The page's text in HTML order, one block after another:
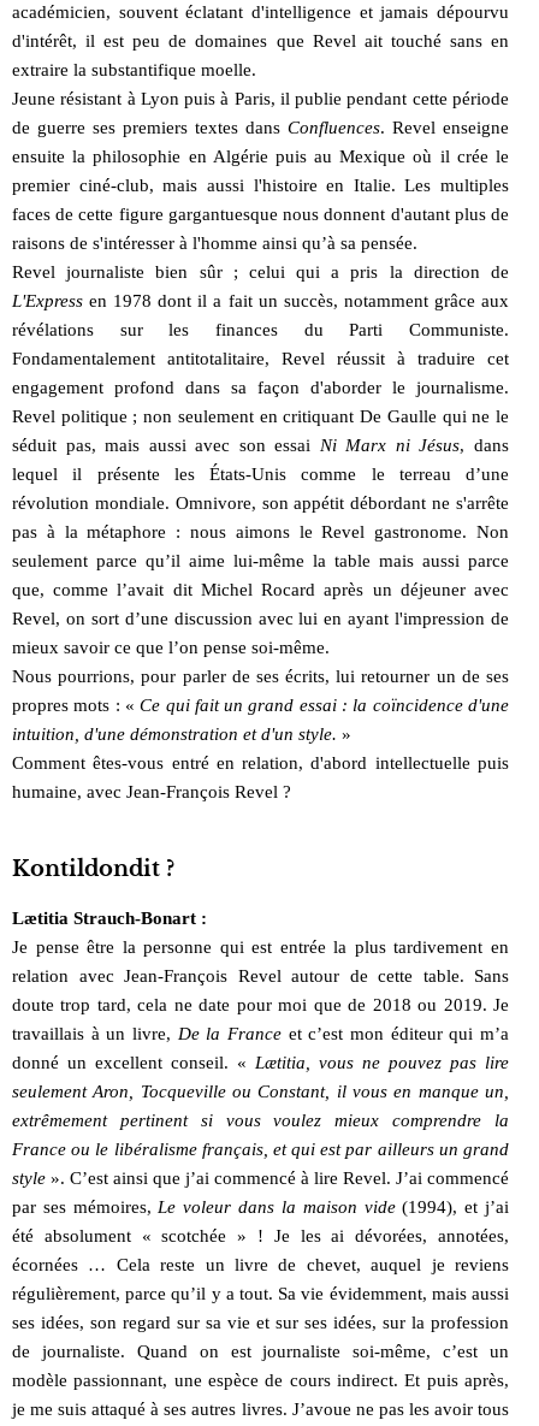
académicien, souvent éclatant d'intelligence et jamais dépourvu
d'intérêt, il est peu de domaines que Revel ait touché sans en
extraire la substantifique moelle.
Jeune résistant à Lyon puis à Paris, il publie pendant cette période
de guerre ses premiers textes dans Confluences. Revel enseigne
ensuite la philosophie en Algérie puis au Mexique où il crée le
premier ciné-club, mais aussi l'histoire en Italie. Les multiples
faces de cette figure gargantuesque nous donnent d'autant plus de
raisons de s'intéresser à l'homme ainsi qu’à sa pensée.
Revel journaliste bien sûr ; celui qui a pris la direction de
L'Express en 1978 dont il a fait un succès, notamment grâce aux
révélations sur les finances du Parti Communiste.
Fondamentalement antitotalitaire, Revel réussit à traduire cet
engagement profond dans sa façon d'aborder le journalisme.
Revel politique ; non seulement en critiquant De Gaulle qui ne le
séduit pas, mais aussi avec son essai Ni Marx ni Jésus, dans
lequel il présente les États-Unis comme le terreau d’une
révolution mondiale. Omnivore, son appétit débordant ne s'arrête
pas à la métaphore : nous aimons le Revel gastronome. Non
seulement parce qu’il aime lui-même la table mais aussi parce
que, comme l’avait dit Michel Rocard après un déjeuner avec
Revel, on sort d’une discussion avec lui en ayant l'impression de
mieux savoir ce que l’on pense soi-même.
Nous pourrions, pour parler de ses écrits, lui retourner un de ses
propres mots : «Ce qui fait un grand essai : la coïncidence d'une
intuition, d'une démonstration et d'un style. »
Comment êtes-vous entré en relation, d'abord intellectuelle puis
humaine, avec Jean-François Revel ?
Kontildondit ?
Lætitia Strauch-Bonart :
Je pense être la personne qui est entrée la plus tardivement en
relation avec Jean-François Revel autour de cette table. Sans
doute trop tard, cela ne date pour moi que de 2018 ou 2019. Je
travaillais à un livre, De la France et c’est mon éditeur qui m’a
donné un excellent conseil. « Lætitia, vous ne pouvez pas lire
seulement Aron, Tocqueville ou Constant, il vous en manque un,
extrêmement pertinent si vous voulez mieux comprendre la
France ou le libéralisme français, et qui est par ailleurs un grand
style ». C’est ainsi que j’ai commencé à lire Revel. J’ai commencé
par ses mémoires, Le voleur dans la maison vide(1994), et j’ai
été absolument « scotchée » ! Je les ai dévorées, annotées,
écornées … Cela reste un livre de chevet, auquel je reviens
régulièrement, parce qu’il y a tout. Sa vie évidemment, mais aussi
ses idées, son regard sur sa vie et sur ses idées, sur la profession
de journaliste. Quand on est journaliste soi-même, c’est un
modèle passionnant, une espèce de cours indirect. Et puis après,
je me suis attaqué à ses autres livres. J’avoue ne pas les avoir tous